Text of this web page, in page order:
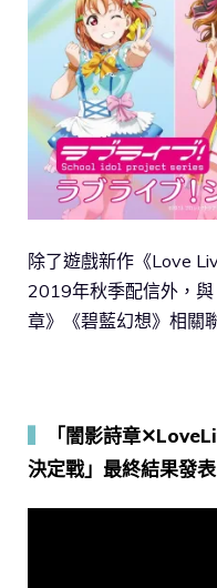
除了遊戲新作《Love
2019年秋季配信外，
章》《碧藍幻想》相關
「闇影詩章
決定戰」最終結果發表